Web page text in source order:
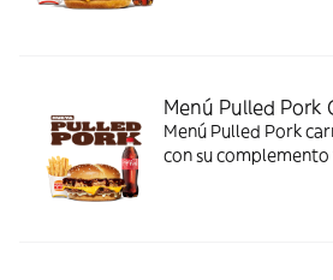
Menú Pulled Pork
Menú Pulled Pork
con su